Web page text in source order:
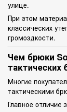
улице.
При этом
классических
громоздкости.
Чем брюки
тактических
Многие
тактическими
Главное отличие